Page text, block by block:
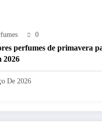
0
perfumes de primavera
2026
De 2026